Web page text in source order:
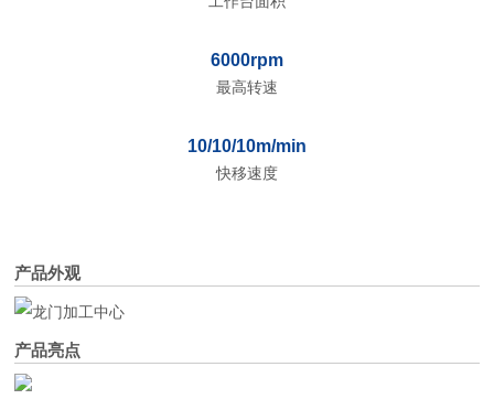
6000rpm
最高转速
10/10/10m/min
快移速度
产品外观
产品亮点